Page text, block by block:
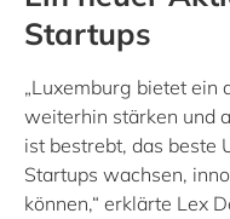
Startups
„Luxemburg bietet ein
weiterhin stärken und
ist bestrebt, das beste
Startups wachsen,
können,“ erklärte Lex